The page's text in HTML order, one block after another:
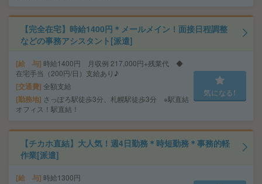
【完全在宅】時給1400円＊メールメイン！面接日程調整
などの事務アシスタント[派遣]
給 与 時給1400円 月収例 217,000円+残業代 ◆
在宅手当（200円/日）支給あり♪
交通費 全額支給
勤務地 さっぽろ駅徒歩3分、札幌駅徒歩3分 ※駅直結
オフィス！駅直結！
気になる!
【チカホ直結】大人気！週4日勤務＊時短勤務＊事務的軽
作業[派遣]
給 与 時給1300円